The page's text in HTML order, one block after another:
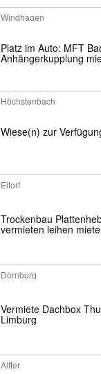
Windhagen
Platz im Auto: MFT
Anhängerkupplung
Höchstenbach
Wiese(n) zur
Eitorf
Trockenbau
vermieten leihen
Dornburg
Vermiete Dachbox
Limburg
Alfter